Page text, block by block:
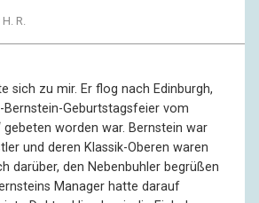
R.
sich zu mir. Er flog nach Edinburgh,
Geburtstagsfeier vom
gebeten worden war. Bernstein war
und deren Klassik-Oberen waren
darüber, den Nebenbuhler begrüßen
Manager hatte darauf